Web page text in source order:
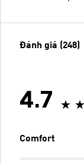
Đánh giá (248)
4.7
Comfort